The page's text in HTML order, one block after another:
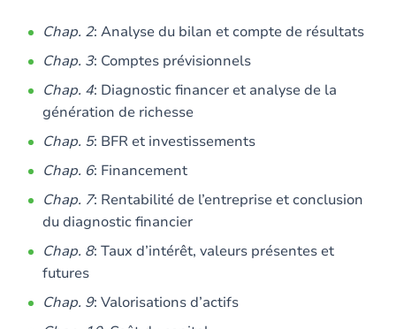
Chap. 2: Analyse du bilan et compte de résultats
Chap. 3: Comptes prévisionnels
Chap. 4: Diagnostic financer et analyse de la
génération de richesse
Chap. 5: BFR et investissements
Chap. 6: Financement
Chap. 7: Rentabilité de l’entreprise et conclusion
du diagnostic financier
Chap. 8: Taux d’intérêt, valeurs présentes et
futures
Chap. 9: Valorisations d’actifs